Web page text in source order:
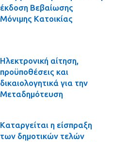
έκδοση Βεβαίωσης
Μόνιμης Κατοικίας
Ηλεκτρονική αίτηση,
προϋποθέσεις και
δικαιολογητικά για την
Μεταδημότευση
Καταργείται η είσπραξη
των δημοτικών τελών